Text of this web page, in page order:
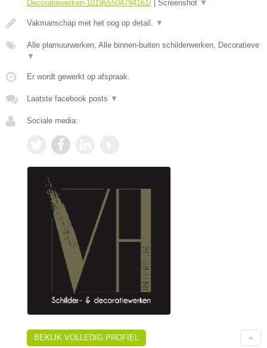
Decoratiewerken-101965504794161/
Screenshot ▼
Vakmanschap met het oog op detail. ▼
Alle plamuurwerken, Alle binnen-buiten schilderwerken, Decoratieve
▼
Er wordt gewerkt op afspraak.
Laatste facebook posts ▼
Sociale media:
BEKIJK VOLLEDIG PROFIEL